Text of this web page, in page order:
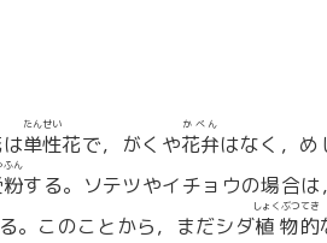
単性
たんせい
花で，がくや花弁
かべん
はなく，め
ふん
する。ソテツやイチョウの場合は，
。このことから，まだシダ植物
しょくぶつ
的
てき